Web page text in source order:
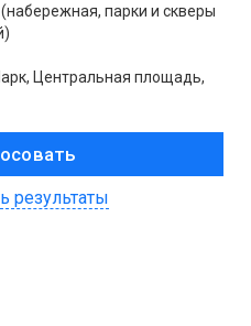
парки и скверы
Центральная площадь,
результаты